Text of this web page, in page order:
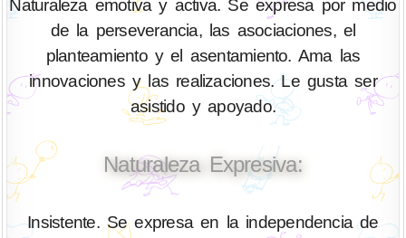
Naturaleza emotiva y activa. Se expresa por medio
de la perseverancia, las asociaciones, el
planteamiento y el asentamiento. Ama las
innovaciones y las realizaciones. Le gusta ser
asistido y apoyado.
Naturaleza Expresiva:
Insistente. Se expresa en la independencia de